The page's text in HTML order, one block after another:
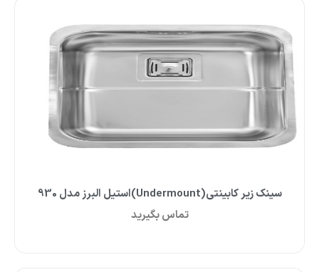
سینک زیر کابینتی(Undermount)استیل البرز مدل 930
تماس بگیرید